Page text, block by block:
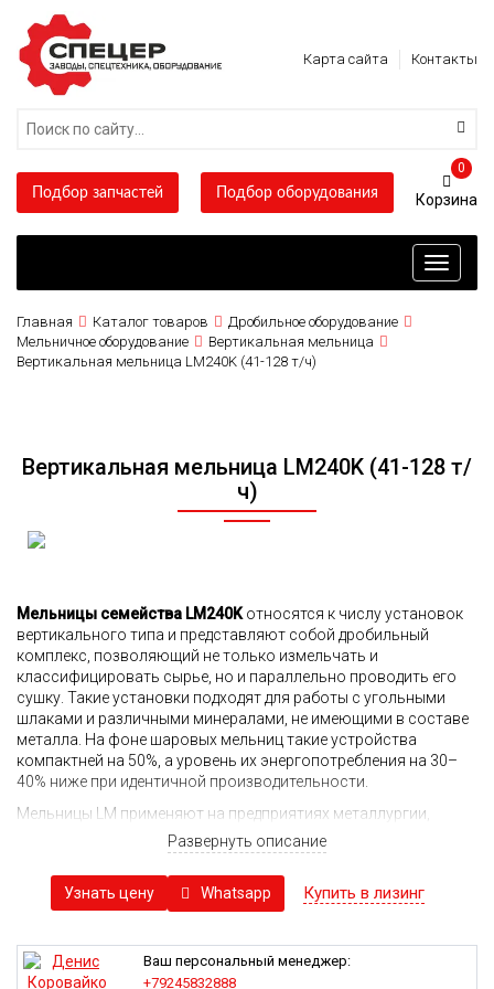
Карта сайта Контакты
Подбор запчастей Подбор оборудования
0
Toggle
Главная Каталог товаров
Дробильное оборудование
Мельничное оборудование
Вертикальная мельница
Вертикальная мельница LM240K (41-128 т/ч)
Вертикальная мельница LM240K (41-128 т/
ч)
Мельницы семейства LM240Kотносятся к числу установок
вертикального типа и представляют собой дробильный
комплекс, позволяющий не только измельчать и
классифицировать сырье, но и параллельно проводить его
сушку. Такие установки подходят для работы с угольными
шлаками и различными минералами, не имеющими в составе
металла. На фоне шаровых мельниц такие устройства
компактней на 50%, а уровень их энергопотребления на 30–
40% ниже при идентичной производительности.
Мельницы LM применяют на предприятиях металлургии,
химической, цементной промышленности, при подготовке
материалов в энергетике, в производстве широкого спектра
стройматериалов.
Область назначения:
мельницы LM являются наиболее высокотехнологичными.
Сочетание самых современных технологий и многолетнего
Развернуть описание
Узнать цену Whatsapp Купить в лизинг
Ваш персональный менеджер:
+79245832888